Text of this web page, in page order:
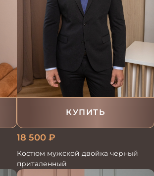
КУПИТЬ
18 500₽
Костюм мужской двойка черный
приталенный